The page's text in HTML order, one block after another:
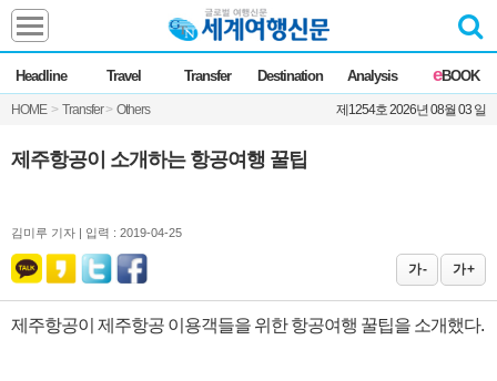
Headline Travel Transfer Destination Analysis eBOOK
HOME > Transfer > Others 제1254호 2026년 08월 03 일
Headline
전체 News
Commentary Opinion
Focus Marketing
제주항공이 소개하는 항공여행 꿀팁
김미루 기자 | 입력 : 2019-04-25
가 - 가 +
제주항공이 제주항공 이용객들을 위한 항공여행 꿀팁을 소개했다.